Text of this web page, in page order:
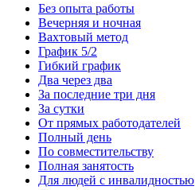
Без опыта работы
Вечерняя и ночная
Вахтовый метод
График 5/2
Гибкий график
Два через два
За последние три дня
За сутки
От прямых работодателей
Полный день
По совместительству
Полная занятость
Для людей с инвалидностью